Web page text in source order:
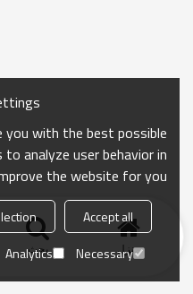
منزل بحث
you with the best possible
to analyze user behavior in
the website for you.
Accept all
Necessary
Analytics